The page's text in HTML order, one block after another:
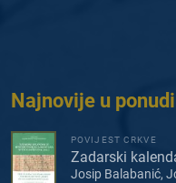
Najnovije u ponudi
POVIJEST CRKVE
Zadarski
Josip Balabanić,